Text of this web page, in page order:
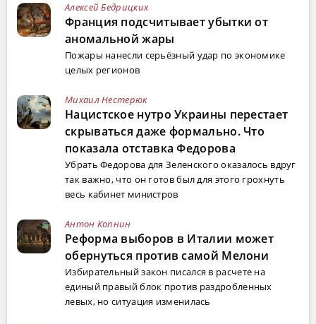
Алексей Бедрицких
Франция подсчитывает убытки от
аномальной жары
Пожары нанесли серьёзный удар по экономике
целых регионов
Михаил Нестерюк
Нацистское нутро Украины перестает
скрываться даже формально. Что
показала отставка Федорова
Убрать Федорова для Зеленского оказалось вдруг
так важно, что он готов был для этого грохнуть
весь кабинет министров
Антон Копнин
Реформа выборов в Италии может
обернуться против самой Мелони
Избирательный закон писался в расчете на
единый правый блок против раздробленных
левых, но ситуация изменилась